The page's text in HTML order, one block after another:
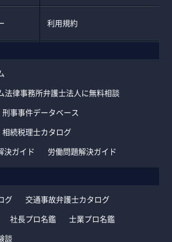
利用規約
法律事務所弁護士法人に無料相談
刑事事件データベース
相続税理士カタログ
決ガイド 労働問題解決ガイド
グ 交通事故弁護士カタログ
社長プロ名鑑 士業プロ名鑑
談